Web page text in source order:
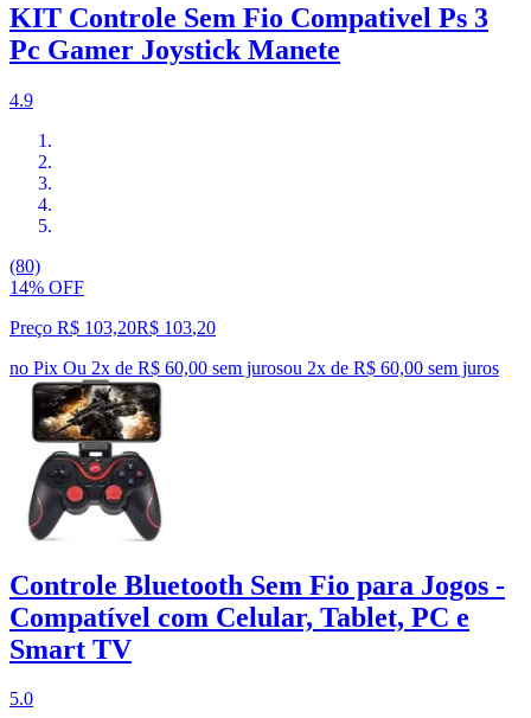
KIT Controle Sem Fio Compativel Ps 3
Pc Gamer Joystick Manete
4.9
(80)
14% OFF
Preço R$ 103,20R$ 103,20
no Pix Ou 2x de R$ 60,00 sem jurosou 2x de R$ 60,00 sem juros
Controle Bluetooth Sem Fio para Jogos -
Compatível com Celular, Tablet, PC e
Smart TV
5.0